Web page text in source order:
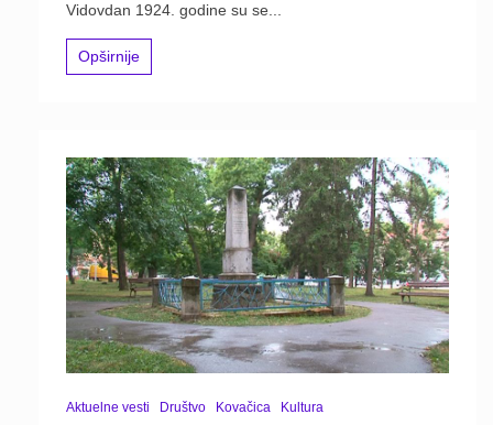
Vidovdan 1924. godine su se...
Opširnije
Aktuelne vesti Društvo Kovačica Kultura